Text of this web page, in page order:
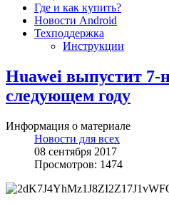
Где и как купить?
Новости Android
Техподдержка
Инструкции
Huawei выпустит 7-
следующем году
Информация о материале
Новости для всех
08 сентября 2017
Просмотров: 1474